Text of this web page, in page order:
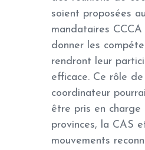
soient proposées
mandataires
donner les
rendront leur
efficace. Ce rôle
coordinateur
être pris en charge
provinces, la CAS
mouvements